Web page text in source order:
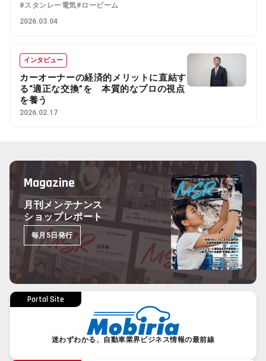
#スタンレー電気#ロービーム
2026.03.04
インタビュー
カーオーナーの経済的メリットに直結す
る“適正な交換”を 本質的なプロの視点
を養う
2026.02.17
Magazine
月刊メンテナンス
ショップレポート
毎月5日発行
Portal Site
迷わずわかる、自動車業界ビジネス情報の最前線